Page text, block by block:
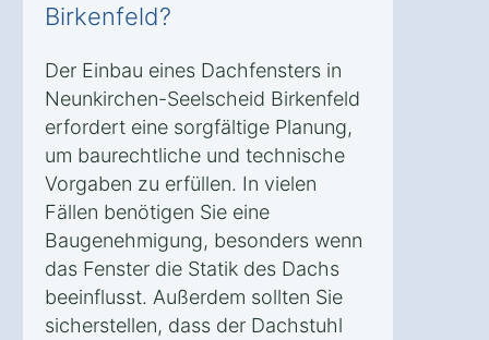
Birkenfeld?
Der Einbau eines Dachfensters in
Neunkirchen-Seelscheid Birkenfeld
erfordert eine sorgfältige Planung,
um baurechtliche und technische
Vorgaben zu erfüllen. In vielen
Fällen benötigen Sie eine
Baugenehmigung, besonders wenn
das Fenster die Statik des Dachs
beeinflusst. Außerdem sollten Sie
sicherstellen, dass der Dachstuhl